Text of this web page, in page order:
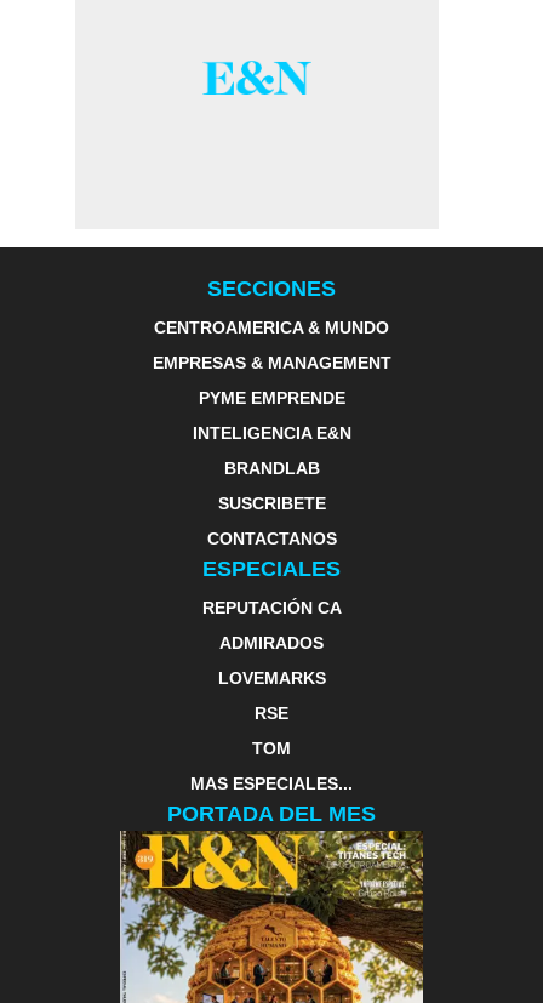
SECCIONES
CENTROAMERICA & MUNDO
EMPRESAS & MANAGEMENT
PYME EMPRENDE
INTELIGENCIA E&N
BRANDLAB
SUSCRIBETE
CONTACTANOS
ESPECIALES
REPUTACIÓN CA
ADMIRADOS
LOVEMARKS
RSE
TOM
MAS ESPECIALES...
PORTADA DEL MES